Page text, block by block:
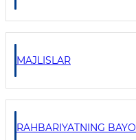
MAJLISLAR
RAHBARIYATNING